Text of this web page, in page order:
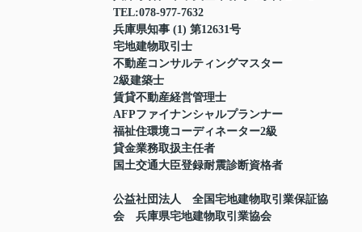
TEL:078-977-7632
兵庫県知事 (1) 第12631号
宅地建物取引士
不動産コンサルティングマスター
2級建築士
賃貸不動産経営管理士
AFPファイナンシャルプランナー
福祉住環境コーディネーター2級
貸金業務取扱主任者
国土交通大臣登録耐震診断資格者
公益社団法人 全国宅地建物取引業保証協
会 兵庫県宅地建物取引業協会